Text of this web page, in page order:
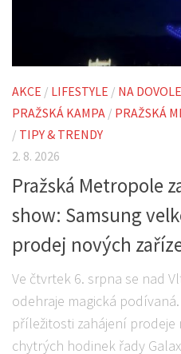
AKCE / LIFESTYLE / NA
PRAŽSKÁ KAMPA / PRAŽSKÁ
/ TIPY & TRENDY
2. 8. 2026
Pražská Metropole
show: Samsung
prodej nových
Ve čtvrtek 6. srpna se nad
odehraje magická
příležitosti zahájení prodeje
chytrých hodinek řady